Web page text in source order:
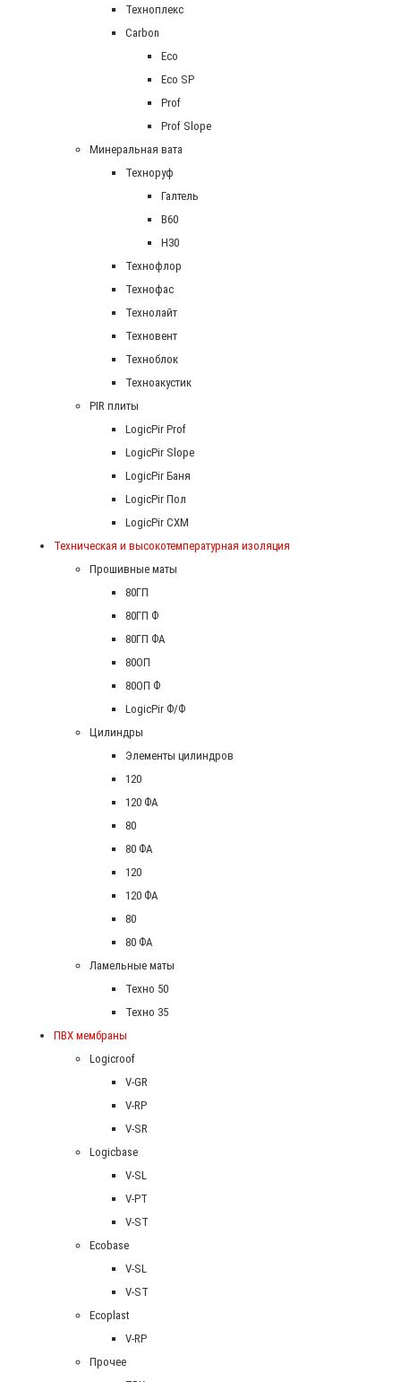
Техноплекс
Carbon
Eco
Eco SP
Prof
Prof Slope
Минеральная вата
Техноруф
Галтель
В60
Н30
Технофлор
Технофас
Технолайт
Техновент
Техноблок
Техноакустик
PIR плиты
LogicPir Prof
LogicPir Slope
LogicPir Баня
LogicPir Пол
LogicPir СХМ
Техническая и высокотемпературная изоляция
Прошивные маты
80ГП
80ГП Ф
80ГП ФА
80ОП
80ОП Ф
LogicPir Ф/Ф
Цилиндры
Элементы цилиндров
120
120 ФА
80
80 ФА
120
120 ФА
80
80 ФА
Ламельные маты
Техно 50
Техно 35
ПВХ мембраны
Logicroof
V-GR
V-RP
V-SR
Logicbase
V-SL
V-PT
V-ST
Ecobase
V-SL
V-ST
Ecoplast
V-RP
Прочее